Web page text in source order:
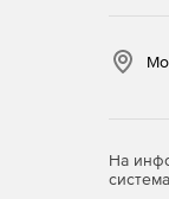
На